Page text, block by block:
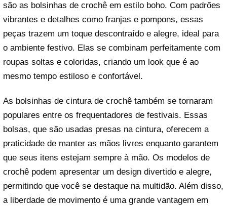
são as bolsinhas de crochê em estilo boho. Com padrões
vibrantes e detalhes como franjas e pompons, essas
peças trazem um toque descontraído e alegre, ideal para
o ambiente festivo. Elas se combinam perfeitamente com
roupas soltas e coloridas, criando um look que é ao
mesmo tempo estiloso e confortável.
As bolsinhas de cintura de crochê também se tornaram
populares entre os frequentadores de festivais. Essas
bolsas, que são usadas presas na cintura, oferecem a
praticidade de manter as mãos livres enquanto garantem
que seus itens estejam sempre à mão. Os modelos de
crochê podem apresentar um design divertido e alegre,
permitindo que você se destaque na multidão. Além disso,
a liberdade de movimento é uma grande vantagem em